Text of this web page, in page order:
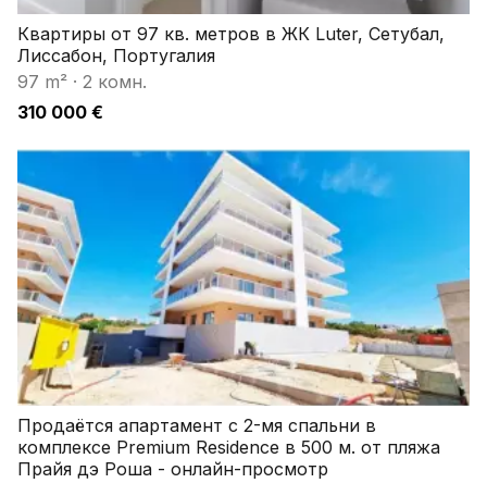
Квартиры от 97 кв. метров в ЖК Luter, Сетубал,
Лиссабон, Португалия
97 m² · 2 комн.
310 000 €
Продаётся апартамент с 2-мя спальни в
комплексе Premium Residence в 500 м. от пляжа
Прайя дэ Роша - онлайн-просмотр